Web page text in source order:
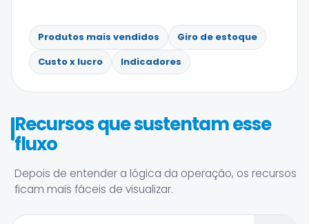
Produtos mais vendidos
Giro de estoque
Custo x lucro
Indicadores
Recursos que sustentam esse
fluxo
Depois de entender a lógica da operação, os recursos
ficam mais fáceis de visualizar.